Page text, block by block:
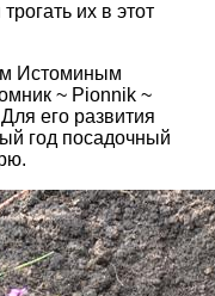
их в этот
Истоминым
~ Pionnik ~
его развития
год посадочный